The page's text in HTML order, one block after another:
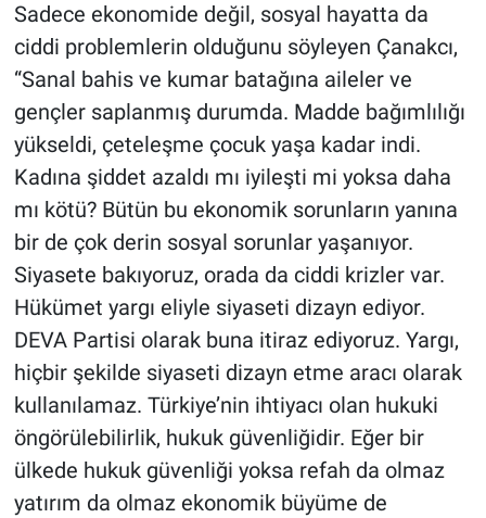
Sadece ekonomide değil, sosyal hayatta da
ciddi problemlerin olduğunu söyleyen Çanakcı,
“Sanal bahis ve kumar batağına aileler ve
gençler saplanmış durumda. Madde bağımlılığı
yükseldi, çeteleşme çocuk yaşa kadar indi.
Kadına şiddet azaldı mı iyileşti mi yoksa daha
mı kötü? Bütün bu ekonomik sorunların yanına
bir de çok derin sosyal sorunlar yaşanıyor.
Siyasete bakıyoruz, orada da ciddi krizler var.
Hükümet yargı eliyle siyaseti dizayn ediyor.
DEVA Partisi olarak buna itiraz ediyoruz. Yargı,
hiçbir şekilde siyaseti dizayn etme aracı olarak
kullanılamaz. Türkiye’nin ihtiyacı olan hukuki
öngörülebilirlik, hukuk güvenliğidir. Eğer bir
ülkede hukuk güvenliği yoksa refah da olmaz
yatırım da olmaz ekonomik büyüme de